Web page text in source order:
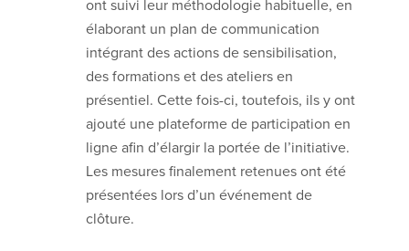
ont suivi leur méthodologie habituelle, en
élaborant un plan de communication
intégrant des actions de sensibilisation,
des formations et des ateliers en
présentiel. Cette fois-ci, toutefois, ils y ont
ajouté une plateforme de participation en
ligne afin d’élargir la portée de l’initiative.
Les mesures finalement retenues ont été
présentées lors d’un événement de
clôture.